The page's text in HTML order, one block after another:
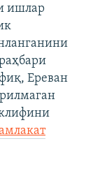
ишлар
Ереван